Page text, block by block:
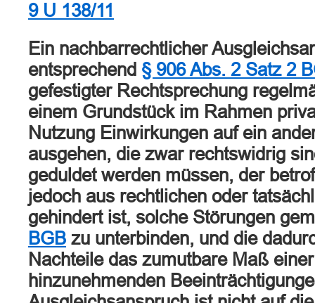
9 U 138/11
Ein nachbarrechtlicher
entsprechend § 906 Abs. 2 Satz 2
gefestigter Rechtsprechung
einem Grundstück im Rahmen
Nutzung Einwirkungen auf ein
ausgehen, die zwar rechtswidrig
geduldet werden müssen, der
jedoch aus rechtlichen oder
gehindert ist, solche Störungen
BGB zu unterbinden, und die
Nachteile das zumutbare Maß
hinzunehmenden